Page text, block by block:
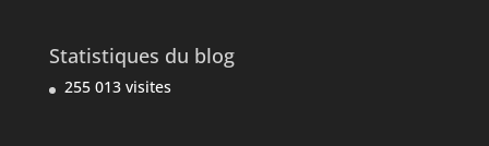
Statistiques du blog
255 013 visites